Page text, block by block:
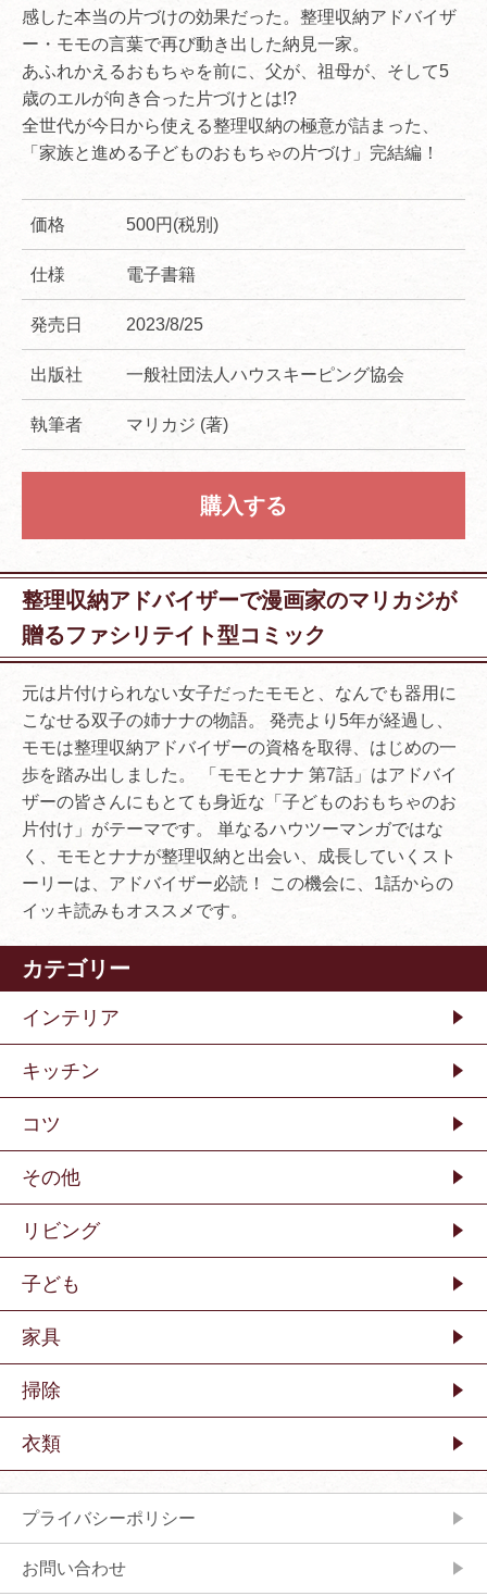
感した本当の片づけの効果だった。整理収納アドバイザ
ー・モモの言葉で再び動き出した納見一家。
あふれかえるおもちゃを前に、父が、祖母が、そして5
歳のエルが向き合った片づけとは!?
全世代が今日から使える整理収納の極意が詰まった、
「家族と進める子どものおもちゃの片づけ」完結編！
価格 500円(税別)
仕様 電子書籍
発売日 2023/8/25
出版社 一般社団法人ハウスキーピング協会
執筆者 マリカジ (著)
購入する
整理収納アドバイザーで漫画家のマリカジが
贈るファシリテイト型コミック
元は片付けられない女子だったモモと、なんでも器用に
こなせる双子の姉ナナの物語。 発売より5年が経過し、
モモは整理収納アドバイザーの資格を取得、はじめの一
歩を踏み出しました。 「モモとナナ 第7話」はアドバイ
ザーの皆さんにもとても身近な「子どものおもちゃのお
片付け」がテーマです。 単なるハウツーマンガではな
く、モモとナナが整理収納と出会い、成長していくスト
ーリーは、アドバイザー必読！ この機会に、1話からの
イッキ読みもオススメです。
カテゴリー
インテリア
キッチン
コツ
その他
リビング
子ども
家具
掃除
衣類
プライバシーポリシー
お問い合わせ